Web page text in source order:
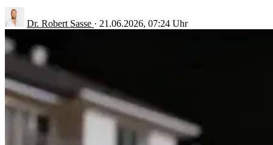
Dr. Robert Sasse · 21.06.2026, 07:24 Uhr